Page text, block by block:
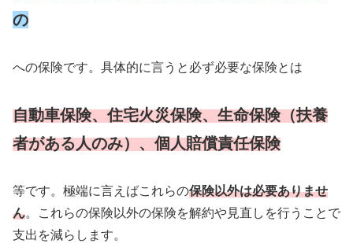
の
への保険です。具体的に言うと必ず必要な保険とは
自動車保険、住宅火災保険、生命保険（扶養
者がある人のみ）、個人賠償責任保険
等です。極端に言えばこれらの保険以外は必要ありませ
ん。これらの保険以外の保険を解約や見直しを行うことで
支出を減らします。